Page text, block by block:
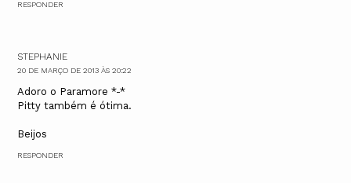
RESPONDER
STEPHANIE
20 DE MARÇO DE 2013 ÀS 20:22
Adoro o Paramore *-*
Pitty também é ótima.
Beijos
RESPONDER